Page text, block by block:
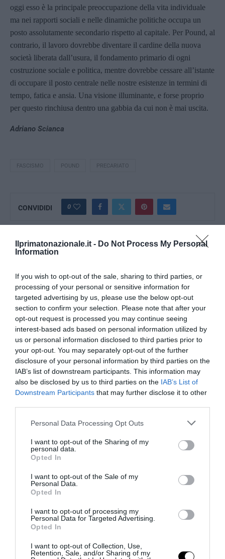
Ilprimatonazionale.it - Do Not Process My Personal
Information
If you wish to opt-out of the sale, sharing to third parties, or
processing of your personal or sensitive information for
targeted advertising by us, please use the below opt-out
section to confirm your selection. Please note that after your
opt-out request is processed you may continue seeing
interest-based ads based on personal information utilized by
us or personal information disclosed to third parties prior to
your opt-out. You may separately opt-out of the further
disclosure of your personal information by third parties on the
IAB’s list of downstream participants. This information may
also be disclosed by us to third parties on the IAB’s List of
Downstream Participants that may further disclose it to other
Please note that this website/app uses one or more Google
not limited to your visit or usage behaviour. You may click to
grant or deny consent to Google and its third-party tags to
use your data for below specified purposes in below Google
consent section.
Personal Data Processing Opt Outs
I want to opt-out of the Sharing of my
personal data.
Opted In
I want to opt-out of the Sale of my
Personal Data.
Opted In
I want to opt-out of processing my
Personal Data for Targeted Advertising.
Opted In
I want to opt-out of Collection, Use,
Retention, Sale, and/or Sharing of my
oggi esso è la principale preoccupazione della vita individuale
ma nei rapporti sociali e nelle dinamiche politiche occupa un
posto assolutamente secondario rispetto al capitale. Per Pound, al
contrario, il lavoro dovrebbe diventare il cardine della nuova
società liberata dall’usura, il fondamento primario di ogni
costruzione sociale e politica, mentre dovrebbe cessare all’istante
di occupare il posto centrale nelle nostre esistenze in termini di
tempo, fatica e ansia. Una visione illuminante, e forse proprio
per questo rinchiusa dentro una gabbia da cui non è mai uscita.
Adriano Scianca
FASCISMO POUND PRECARIATO
CONVIDIDI 0
ADRIANO SCIANCA
previous post
Continua l’ascesa di Trump, nonostante la “rivolta” di messicani
e antirazzisti (VIDEO)
next post
Dieci anni e venti giorni: il Grand’Ammiraglio Dönitz, successore
del Führer
YOU MAY ALSO LIKE